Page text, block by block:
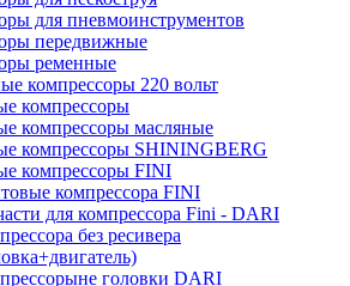
для пневмоинструментов
передвижные
ременные
компрессоры 220 вольт
компрессоры
компрессоры масляные
компрессоры SHININGBERG
компрессоры FINI
компрессора FINI
для компрессора Fini - DARI
без ресивера
головки DARI